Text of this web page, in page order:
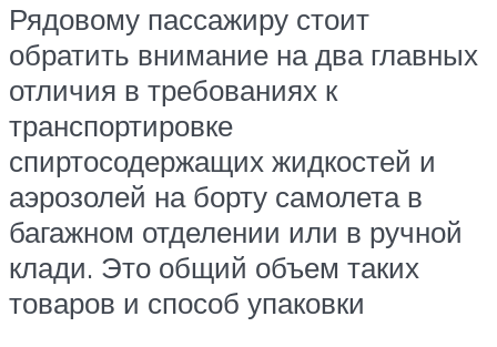
Рядовому пассажиру стоит
обратить внимание на два главных
отличия в требованиях к
транспортировке
спиртосодержащих жидкостей и
аэрозолей на борту самолета в
багажном отделении или в ручной
клади. Это общий объем таких
товаров и способ упаковки